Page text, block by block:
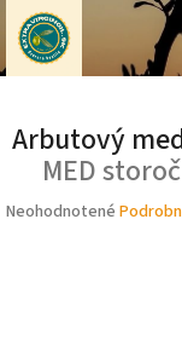
Prejsť
obsah
Arbutový
MED
Priemerné
Neohodnotené